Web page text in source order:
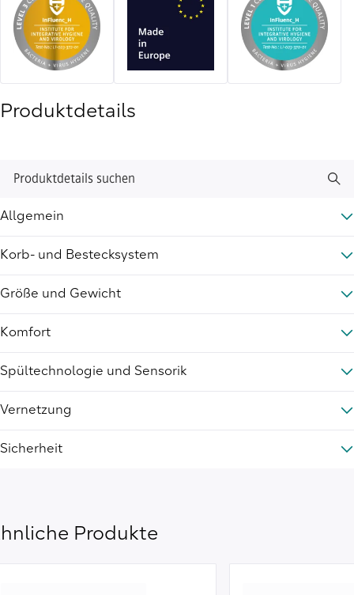
Produktdetails
Produktdetails suchen
Allgemein
Korb- und Bestecksystem
Größe und Gewicht
Komfort
Spültechnologie und Sensorik
Vernetzung
Sicherheit
Produkte